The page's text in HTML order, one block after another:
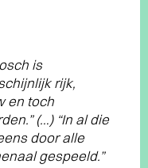
is
rijk,
en toch
(…) “In al die
door alle
gespeeld.”